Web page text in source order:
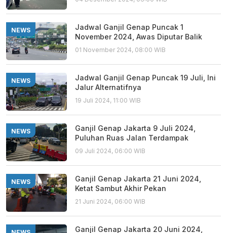
NEWS
Jadwal Ganjil Genap Puncak 1
November 2024, Awas Diputar Balik
01 November 2024, 08:00 WIB
NEWS
Jadwal Ganjil Genap Puncak 19 Juli, Ini
Jalur Alternatifnya
19 Juli 2024, 11:00 WIB
NEWS
Ganjil Genap Jakarta 9 Juli 2024,
Puluhan Ruas Jalan Terdampak
09 Juli 2024, 06:00 WIB
NEWS
Ganjil Genap Jakarta 21 Juni 2024,
Ketat Sambut Akhir Pekan
21 Juni 2024, 06:00 WIB
Ganjil Genap Jakarta 20 Juni 2024,